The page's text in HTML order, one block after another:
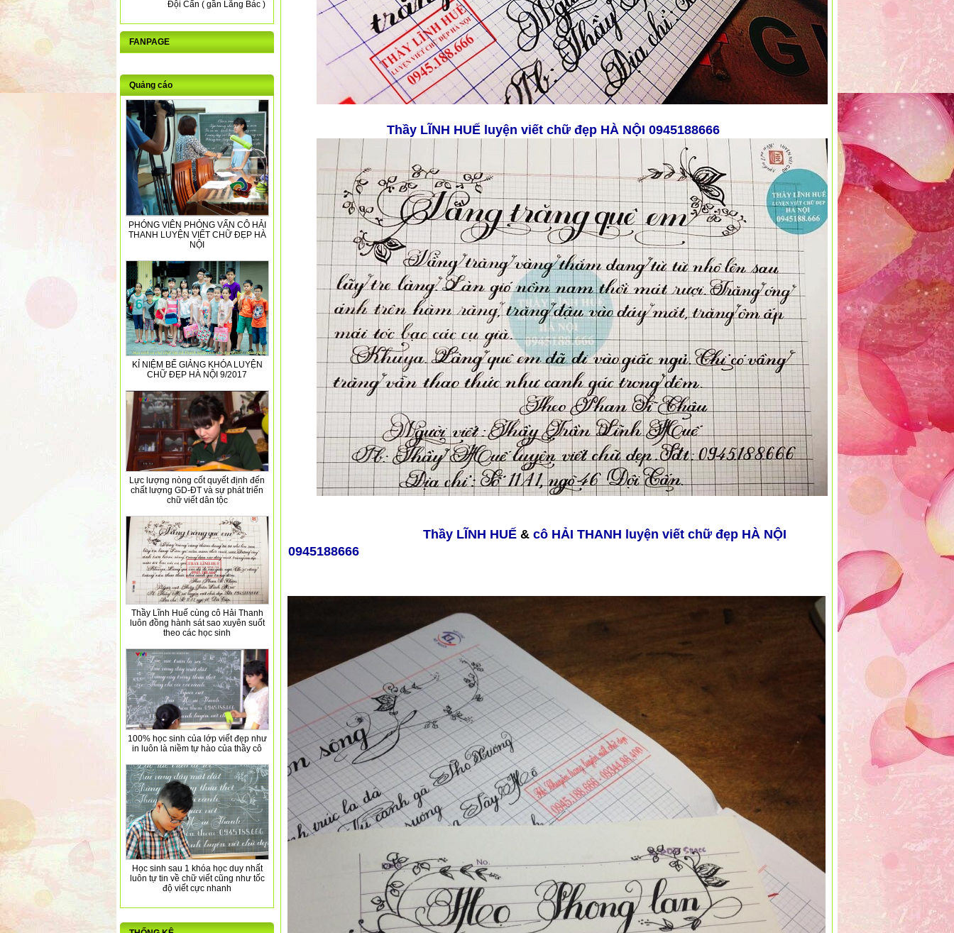
Đội Cấn ( gần Lăng Bác )
FANPAGE
Quảng cáo
PHÓNG VIÊN PHỎNG VẤN CÔ HẢI
THANH LUYỆN VIẾT CHỮ ĐẸP HÀ
NỘI
KỈ NIỆM BẾ GIẢNG KHÓA LUYỆN
CHỮ ĐẸP HÀ NỘI 9/2017
Lực lượng nòng cốt quyết định đến
chất lượng GD-ĐT và sự phát triển
chữ viết dân tộc
Thầy Lĩnh Huế cùng cô Hải Thanh
luôn đồng hành sát sao xuyên suốt
theo các học sinh
100% học sinh của lớp viết đẹp như
in luôn là niềm tự hào của thầy cô
Học sinh sau 1 khóa học duy nhất
luôn tự tin về chữ viết cũng như tốc
độ viết cực nhanh
Thầy LĨNH HUẾ luyện viết chữ đẹp HÀ NỘI 0945188666
Thầy LĨNH HUẾ& cô HẢI THANH luyện viết chữ đẹp HÀ NỘI
0945188666